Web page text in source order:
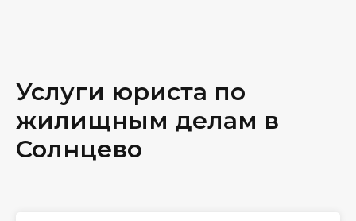
Услуги юриста по
жилищным делам в
Солнцево